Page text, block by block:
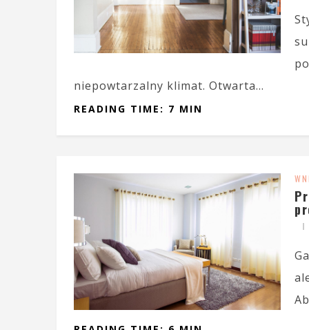
niepowtarzalny klimat. Otwarta...
READING TIME: 7 MIN